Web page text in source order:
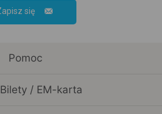
się
Pomoc
/ EM-karta